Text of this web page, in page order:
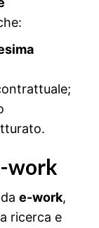
work
e-work,
ricerca e